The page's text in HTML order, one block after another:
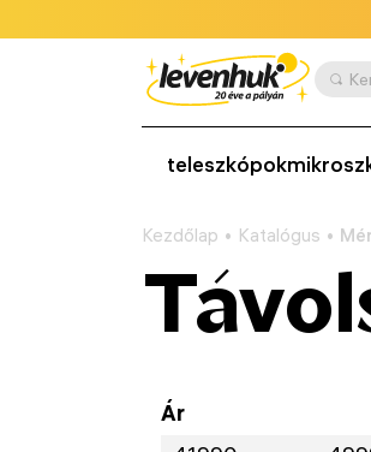
teleszkópok
Kezdőlap Katalógus
Ár